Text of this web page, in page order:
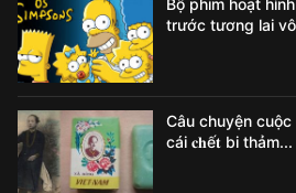
trước tương lai
Câu chuyện cuộc
cái 𝐜𝐡ế𝐭 bi thảm...